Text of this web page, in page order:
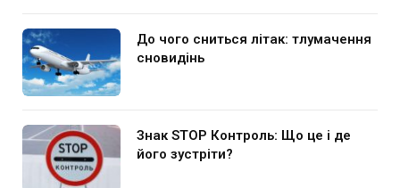
До чого сниться літак: тлумачення
сновидінь
Знак STOP Контроль: Що це і де
його зустріти?